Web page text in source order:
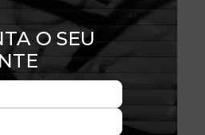
a coroa estruturada e
agora com fechamento
prático e confortável. Uma
autenticidade,
do streetwear.